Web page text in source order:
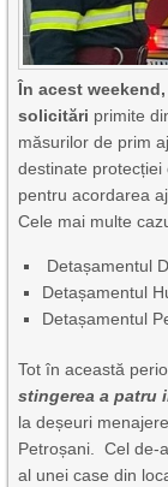
În acest
solicitări primite
măsurilor de prim
destinate protecției
pentru acordarea
Cele mai multe
Detașamentul
Detașamentul
Detașamentul
Tot în această
stingerea a patru
la deșeuri
Petroșani. Cel de-
al unei case din